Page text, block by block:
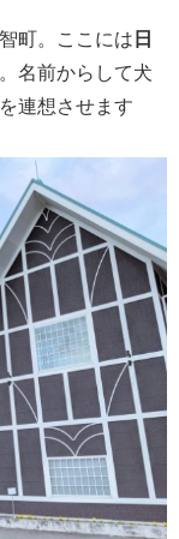
町。ここには 日
名前からして犬
連想させます